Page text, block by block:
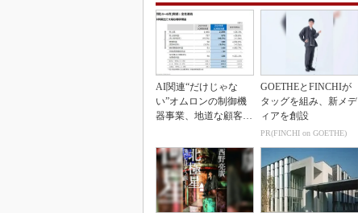
AI関連“だけじゃな
い”オムロンの制御機
器事業、地道な顧客基
GOETHEとFINCHIが
タッグを組み、新メデ
ィアを創設
PR(FINCHI on GOETHE)